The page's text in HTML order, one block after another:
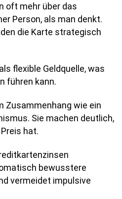
oft mehr über das
Person, als man denkt.
die Karte strategisch
flexible Geldquelle, was
führen kann.
Zusammenhang wie ein
Sie machen deutlich,
hat.
bewusstere
vermeidet impulsive